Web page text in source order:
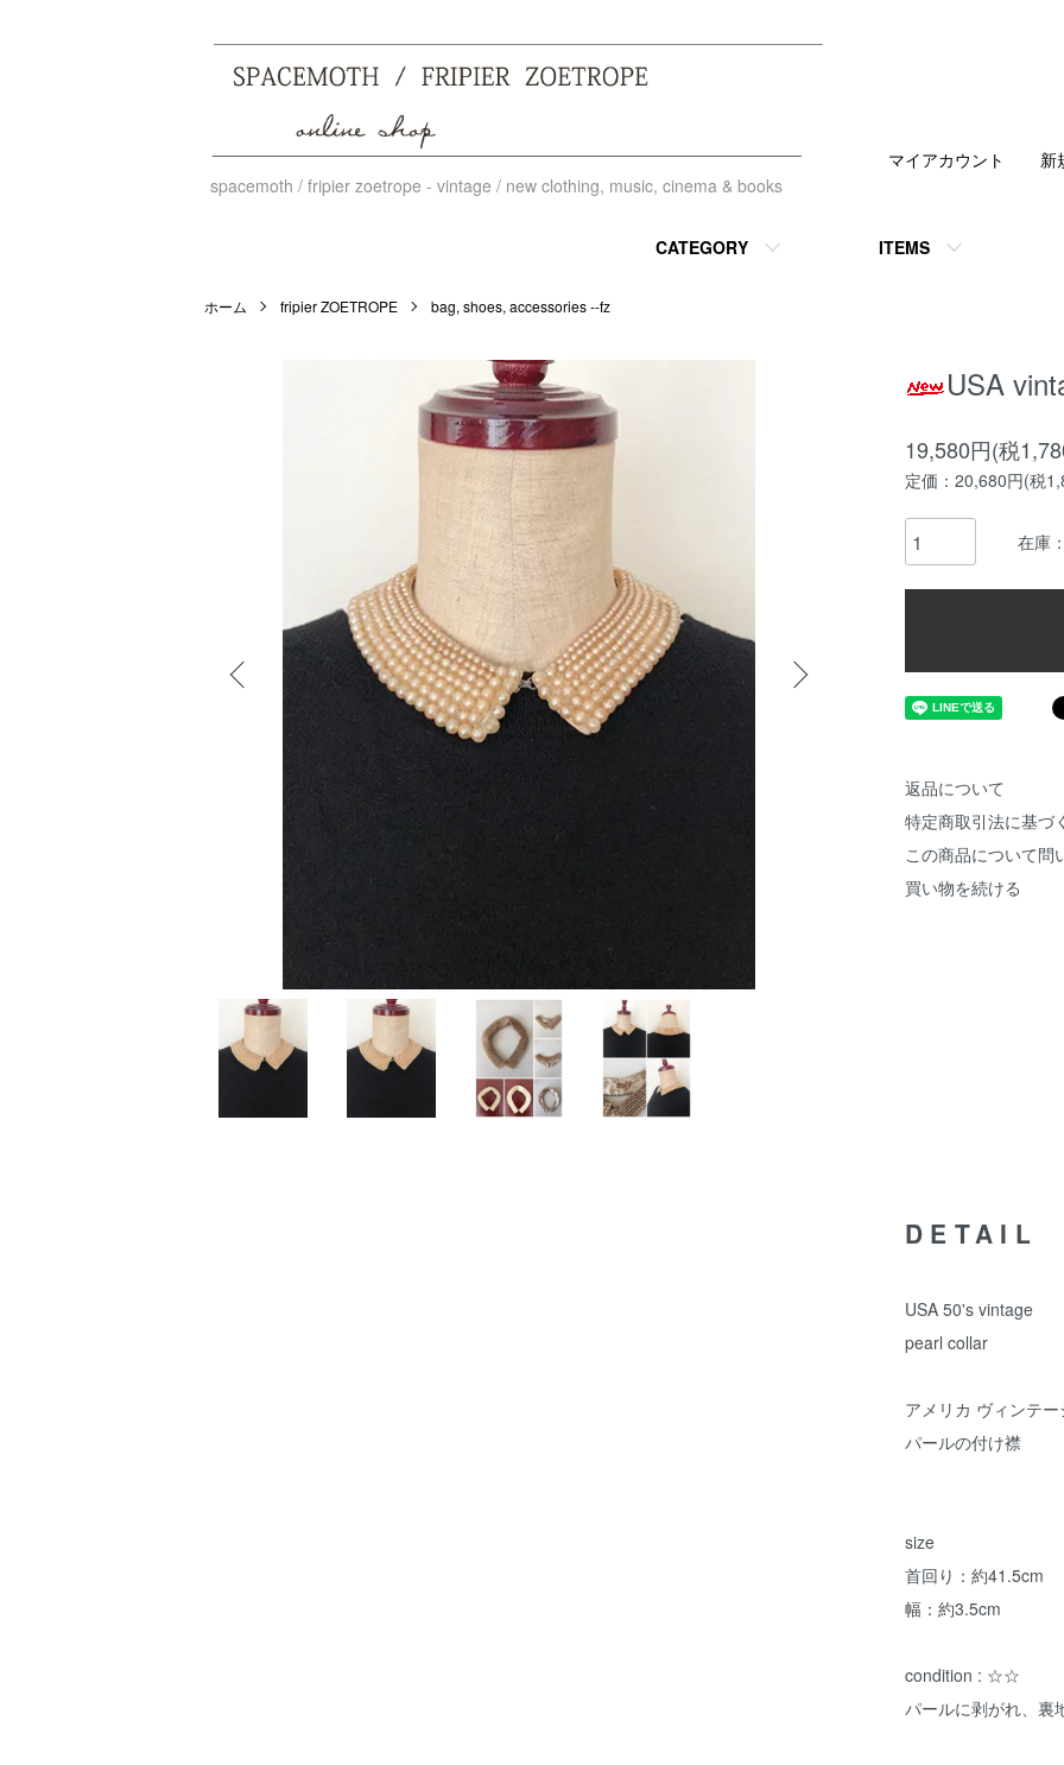
spacemoth / fripier zoetrope - vintage / new clothing, music, cinema & books
CATEGORY ITEMS
マイアカウント 新
ホーム fripier ZOETROPE bag, shoes, accessories --fz
USA
19,580円(税
定価：20,680円(税
在庫
返品について
特定商取引法に基づ
この商品について問
買い物を続ける
DETAIL
USA 50's vintage
pearl collar
アメリカ ヴィンテー
パールの付け襟
size
首回り：約41.5cm
幅：約3.5cm
condition : ☆☆
パールに剥がれ、裏